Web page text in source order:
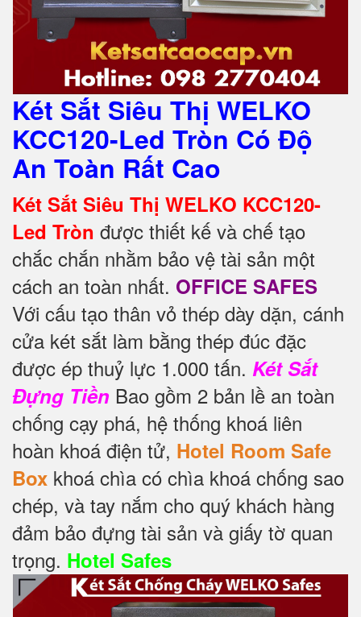
Két Sắt Siêu Thị WELKO
KCC120-Led Tròn Có Độ
An Toàn Rất Cao
Két Sắt Siêu Thị WELKO KCC120-
Led Tròn được thiết kế và chế tạo
chắc chắn nhằm bảo vệ tài sản một
cách an toàn nhất. OFFICE SAFES
Với cấu tạo thân vỏ thép dày dặn, cánh
cửa két sắt làm bằng thép đúc đặc
được ép thuỷ lực 1.000 tấn. Két Sắt
Đựng Tiền Bao gồm 2 bản lề an toàn
chống cạy phá, hệ thống khoá liên
hoàn khoá điện tử, Hotel Room Safe
Box khoá chìa có chìa khoá chống sao
chép, và tay nắm cho quý khách hàng
đảm bảo đựng tài sản và giấy tờ quan
trọng. Hotel Safes